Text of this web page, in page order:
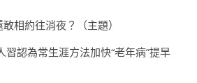
約往消夜？（主題）
習認為常生涯方法加快“老年病”提早